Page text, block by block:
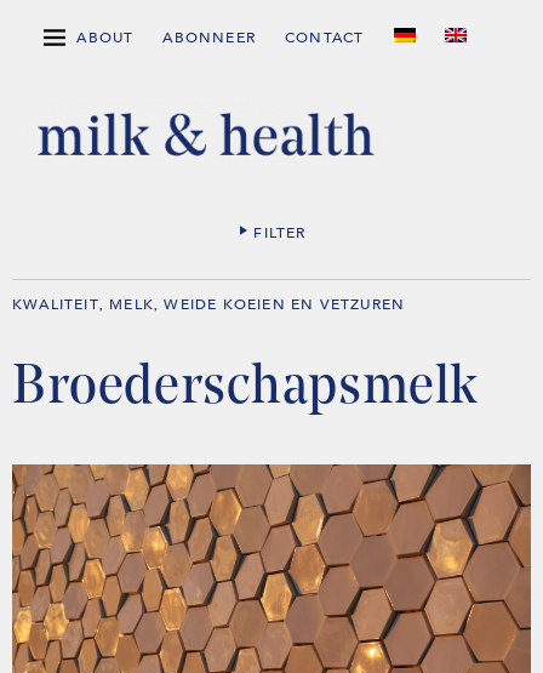
ABOUT ABONNEER CONTACT
FILTER
KWALITEIT MELK ,WEIDE KOEIEN EN VETZUREN
Broederschapsmelk